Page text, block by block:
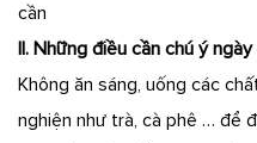
cần
II. Những điều cần chú ý
Không ăn sáng, uống các
nghiện như trà, cà phê … để